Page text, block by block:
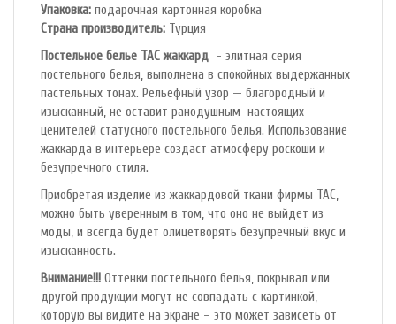
Упаковка: подарочная картонная коробка
Страна производитель: Турция
Постельное белье TAC жаккард - элитная серия
постельного белья, выполнена в спокойных выдержанных
пастельных тонах. Рельефный узор — благородный и
изысканный, не оставит ранодушным настоящих
ценителей статусного постельного белья. Использование
жаккарда в интерьере создаст атмосферу роскоши и
безупречного стиля.
Приобретая изделие из жаккардовой ткани фирмы TAC,
можно быть уверенным в том, что оно не выйдет из
моды, и всегда будет олицетворять безупречный вкус и
изысканность.
Внимание!!! Оттенки постельного белья, покрывал или
другой продукции могут не совпадать с картинкой,
которую вы видите на экране – это может зависеть от